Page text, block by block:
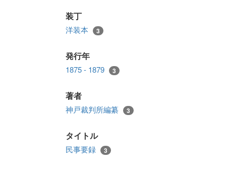
装丁
洋装本 3
発行年
1875 - 1879 3
著者
神戸裁判所編纂 3
タイトル
民事要録 3